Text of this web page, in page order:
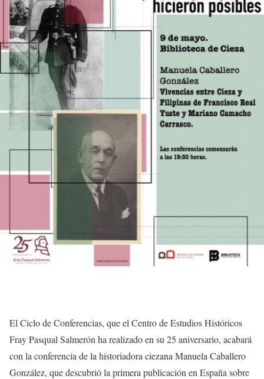
El Ciclo de Conferencias, que el Centro de Estudios Históricos
Fray Pasqual Salmerón ha realizado en su 25 aniversario, acabará
con la conferencia de la historiadora ciezana Manuela Caballero
González, que descubrió la primera publicación en España sobre